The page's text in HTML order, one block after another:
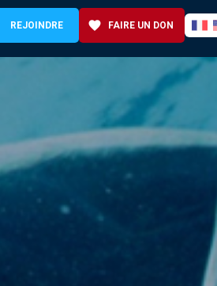
REJOINDRE favorite FAIRE UN DON